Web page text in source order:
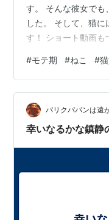
す。 そんな彼女でも
した。 そして、猫
す！ ショート動画も
#モテ期 #ねこ #
パリクパパンは遠
幸いなるかな鎮静